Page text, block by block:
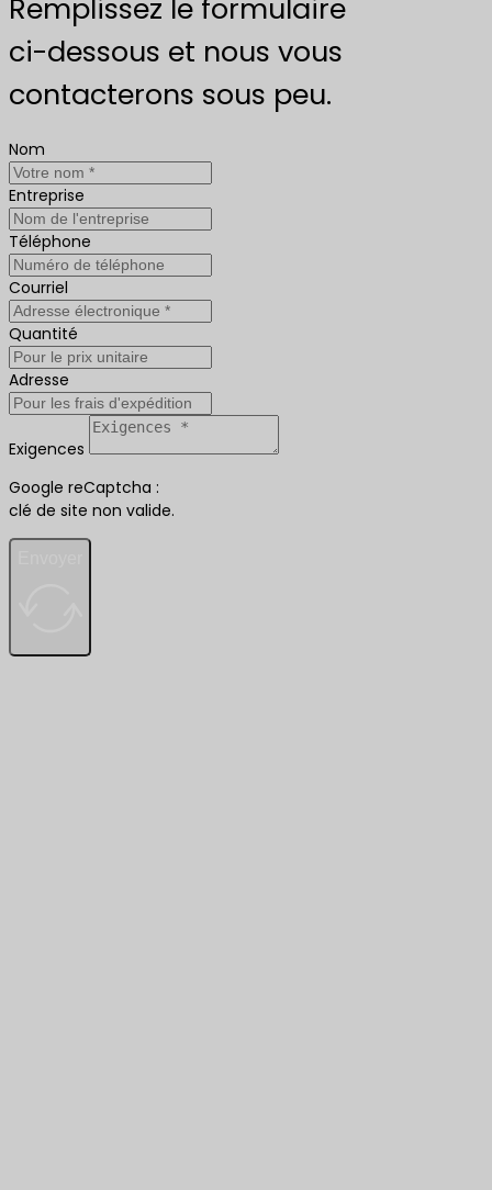
Remplissez le formulaire
ci-dessous et nous vous
contacterons sous peu.
Nom
Entreprise
Téléphone
Courriel
Quantité
Adresse
Exigences
Google reCaptcha :
clé de site non valide.